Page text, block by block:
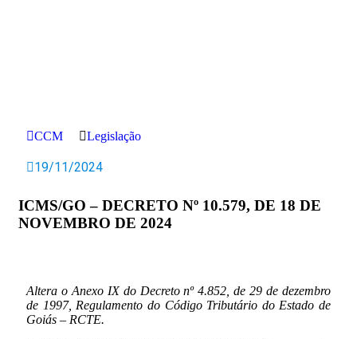
CCM Legislação
19/11/2024
ICMS/GO – DECRETO Nº 10.579, DE 18 DE
NOVEMBRO DE 2024
Altera o Anexo IX do Decreto nº 4.852, de 29 de dezembro
de 1997, Regulamento do Código Tributário do Estado de
Goiás – RCTE.